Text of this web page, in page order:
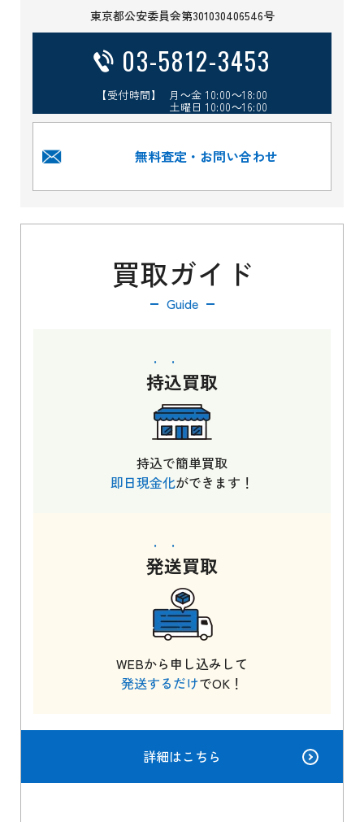
東京都公安委員会第301030406546号
03-5812-3453
【受付時間】 月～金 10:00～18:00
土曜日 10:00～16:00
無料査定・お問い合わせ
買取ガイド
Guide
持込買取
持込で簡単買取
即日現金化ができます！
発送買取
WEBから申し込みして
発送するだけでOK！
詳細はこちら